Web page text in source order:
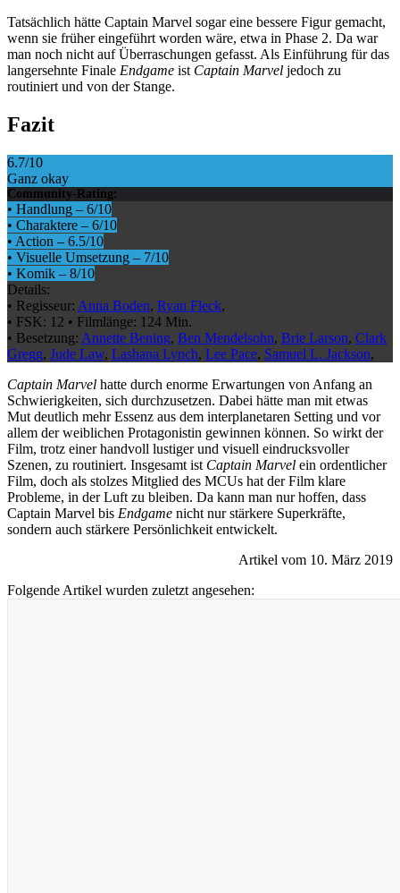
Tatsächlich hätte Captain Marvel sogar eine bessere Figur gemacht,
wenn sie früher eingeführt worden wäre, etwa in Phase 2. Da war
man noch nicht auf Überraschungen gefasst. Als Einführung für das
langersehnte Finale Endgame ist Captain Marvel jedoch zu
routiniert und von der Stange.
Fazit
6.7/10
Ganz okay
Community-Rating:
• Handlung – 6/10
• Charaktere – 6/10
• Action – 6.5/10
• Visuelle Umsetzung – 7/10
• Komik – 8/10
Details:
• Regisseur: Anna Boden, Ryan Fleck,
• FSK: 12 • Filmlänge: 124 Min.
• Besetzung: Annette Bening, Ben Mendelsohn, Brie Larson, Clark
Gregg, Jude Law, Lashana Lynch, Lee Pace, Samuel L. Jackson,
Captain Marvel hatte durch enorme Erwartungen von Anfang an
Schwierigkeiten, sich durchzusetzen. Dabei hätte man mit etwas
Mut deutlich mehr Essenz aus dem interplanetaren Setting und vor
allem der weiblichen Protagonistin gewinnen können. So wirkt der
Film, trotz einer handvoll lustiger und visuell eindrucksvoller
Szenen, zu routiniert. Insgesamt ist Captain Marvel ein ordentlicher
Film, doch als stolzes Mitglied des MCUs hat der Film klare
Probleme, in der Luft zu bleiben. Da kann man nur hoffen, dass
Captain Marvel bis Endgame nicht nur stärkere Superkräfte,
sondern auch stärkere Persönlichkeit entwickelt.
Artikel vom 10. März 2019
Folgende Artikel wurden zuletzt angesehen: